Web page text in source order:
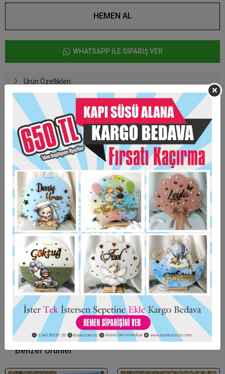
HEMEN AL
WHATSAPP İLE SİPARİŞ VER
Ürün Özellikleri
Taksit Seçenekleri
Garanti Ve Teslimat
Hızlı Gönderi Güvenli Alışveriş İade ve Değişim
Bu ürün için henüz yorum yapılmadı.
Yorum Yap
Benzer Ürünler